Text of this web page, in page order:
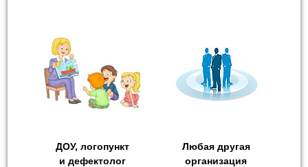
ДОУ, логопункт
и дефектолог
Любая другая
организация